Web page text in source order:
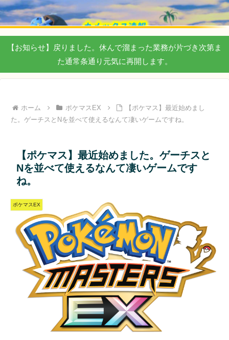
【お知らせ】戻りました。休んで溜まった業務が片づき次第ま
た通常条通り元気に再開します。
ホーム ポケマスEX
【ポケマス】最近始めまし
た。ゲーチスとNを並べて使えるなんて凄いゲームですね。
【ポケマス】最近始めました。ゲーチスと
Nを並べて使えるなんて凄いゲームです
ね。
ポケマスEX